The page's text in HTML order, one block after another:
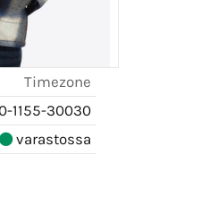
Timezone
1155-30030
varastossa